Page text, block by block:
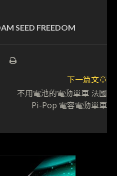
SEED FREEDOM
下一篇文章
不用電池的電動單車 法國
Pi-Pop 電容電動單車